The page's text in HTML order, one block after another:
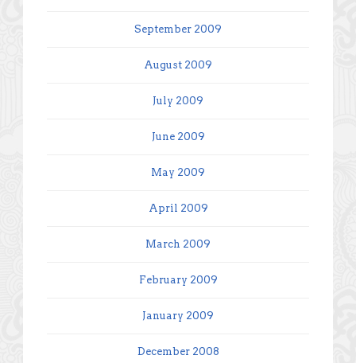
September 2009
August 2009
July 2009
June 2009
May 2009
April 2009
March 2009
February 2009
January 2009
December 2008